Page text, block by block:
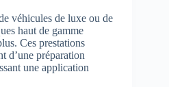
véhicules de luxe ou de
haut de gamme
Ces prestations
d’une préparation
une application